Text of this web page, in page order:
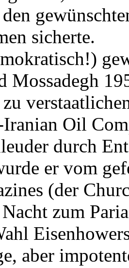
sicherte.
Mossadegh
zu
Oil
durch
er vom
(der
Nacht zum
aber